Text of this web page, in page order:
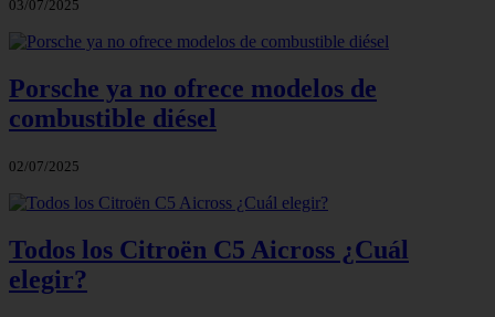
03/07/2025
Porsche ya no ofrece modelos de
combustible diésel
02/07/2025
Todos los Citroën C5 Aicross ¿Cuál
elegir?